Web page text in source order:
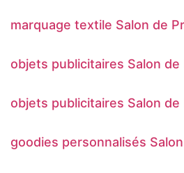
marquage textile Salon de
objets publicitaires Salon de
objets publicitaires Salon de
goodies personnalisés